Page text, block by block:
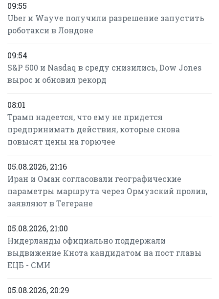
09:55
Uber и Wayve получили разрешение запустить
роботакси в Лондоне
09:54
S&P 500 и Nasdaq в среду снизились, Dow Jones
вырос и обновил рекорд
08:01
Трамп надеется, что ему не придется
предпринимать действия, которые снова
повысят цены на горючее
05.08.2026, 21:16
Иран и Оман согласовали географические
параметры маршрута через Ормузский пролив,
заявляют в Тегеране
05.08.2026, 21:00
Нидерланды официально поддержали
выдвижение Кнота кандидатом на пост главы
ЕЦБ - СМИ
05.08.2026, 20:29